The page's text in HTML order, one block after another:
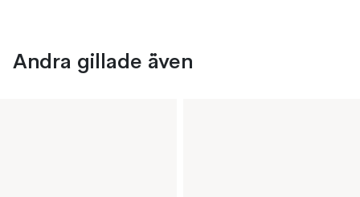
Andra gillade även